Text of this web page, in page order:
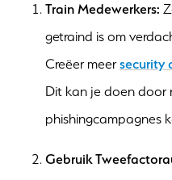
Train Medewerkers:
getraind is om
Creëer meersecurity
Dit kan je doen door
phishingcampagnes
Gebruik